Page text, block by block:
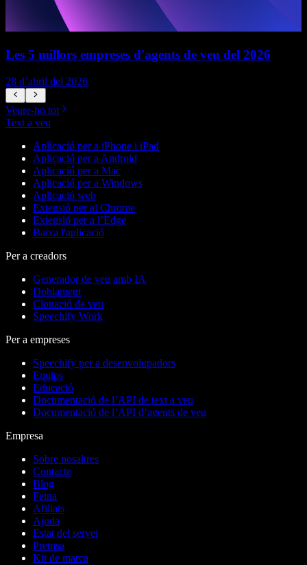
Les 5 millors empreses d'agents de veu del 2026
28 d’abril del 2026
Veure-ho tot
Text a veu
Aplicació per a iPhone i iPad
Aplicació per a Android
Aplicació per a Mac
Aplicació per a Windows
Aplicació web
Extensió per al Chrome
Extensió per a l’Edge
Baixa l'aplicació
Per a creadors
Generador de veu amb IA
Doblament
Clonació de veu
Speechify Work
Per a empreses
Speechify per a desenvolupadors
Equips
Educació
Documentació de l’API de text a veu
Documentació de l’API d’agents de veu
Empresa
Sobre nosaltres
Contacte
Blog
Feina
Afiliats
Ajuda
Estat del servei
Premsa
Kit de marca